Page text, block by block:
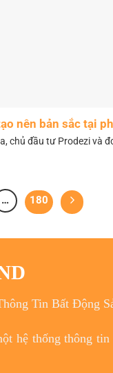
nên bản sắc tại
chủ đầu tư Prodezi và
… 180
Tin Bất Động
hệ thống thông